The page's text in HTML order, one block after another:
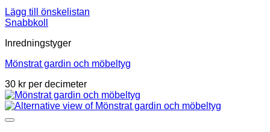
Lägg till önskelistan
Snabbkoll
Inredningstyger
Mönstrat gardin och möbeltyg
30 kr per decimeter